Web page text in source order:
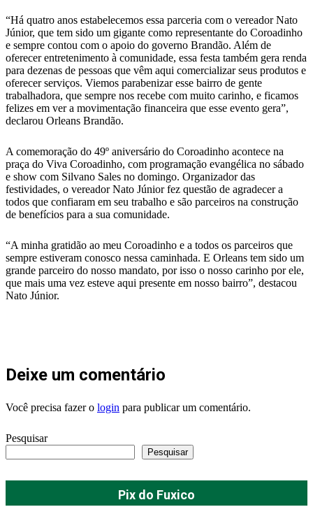
“Há quatro anos estabelecemos essa parceria com o vereador Nato
Júnior, que tem sido um gigante como representante do Coroadinho
e sempre contou com o apoio do governo Brandão. Além de
oferecer entretenimento à comunidade, essa festa também gera renda
para dezenas de pessoas que vêm aqui comercializar seus produtos e
oferecer serviços. Viemos parabenizar esse bairro de gente
trabalhadora, que sempre nos recebe com muito carinho, e ficamos
felizes em ver a movimentação financeira que esse evento gera”,
declarou Orleans Brandão.
A comemoração do 49º aniversário do Coroadinho acontece na
praça do Viva Coroadinho, com programação evangélica no sábado
e show com Silvano Sales no domingo. Organizador das
festividades, o vereador Nato Júnior fez questão de agradecer a
todos que confiaram em seu trabalho e são parceiros na construção
de benefícios para a sua comunidade.
“A minha gratidão ao meu Coroadinho e a todos os parceiros que
sempre estiveram conosco nessa caminhada. E Orleans tem sido um
grande parceiro do nosso mandato, por isso o nosso carinho por ele,
que mais uma vez esteve aqui presente em nosso bairro”, destacou
Nato Júnior.
Deixe um comentário
Você precisa fazer o login para publicar um comentário.
Pesquisar
Pesquisar
Pix do Fuxico